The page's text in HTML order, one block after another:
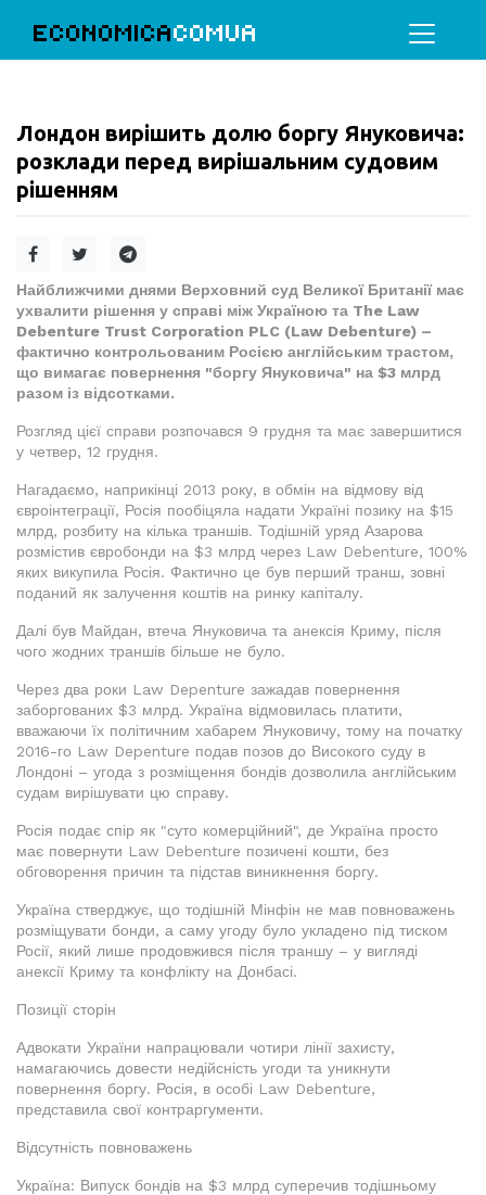
ECONOMICACOMUA
Лондон вирішить долю боргу Януковича:
розклади перед вирішальним судовим
рішенням
Найближчими днями Верховний суд Великої Британії має
ухвалити рішення у справі між Україною та The Law
Debenture Trust Corporation PLC (Law Debenture) –
фактично контрольованим Росією англійським трастом,
що вимагає повернення "боргу Януковича" на $3 млрд
разом із відсотками.
Розгляд цієї справи розпочався 9 грудня та має завершитися
у четвер, 12 грудня.
Нагадаємо, наприкінці 2013 року, в обмін на відмову від
євроінтеграції, Росія пообіцяла надати Україні позику на $15
млрд, розбиту на кілька траншів. Тодішній уряд Азарова
розмістив євробонди на $3 млрд через Law Debenture, 100%
яких викупила Росія. Фактично це був перший транш, зовні
поданий як залучення коштів на ринку капіталу.
Далі був Майдан, втеча Януковича та анексія Криму, після
чого жодних траншів більше не було.
Через два роки Law Depenture зажадав повернення
заборгованих $3 млрд. Україна відмовилась платити,
вважаючи їх політичним хабарем Януковичу, тому на початку
2016-го Law Depenture подав позов до Високого суду в
Лондоні – угода з розміщення бондів дозволила англійським
судам вирішувати цю справу.
Росія подає спір як "суто комерційний", де Україна просто
має повернути Law Debenture позичені кошти, без
обговорення причин та підстав виникнення боргу.
Україна стверджує, що тодішній Мінфін не мав повноважень
розміщувати бонди, а саму угоду було укладено під тиском
Росії, який лише продовжився після траншу – у вигляді
анексії Криму та конфлікту на Донбасі.
Позиції сторін
Адвокати України напрацювали чотири лінії захисту,
намагаючись довести недійсність угоди та уникнути
повернення боргу. Росія, в особі Law Debenture,
представила свої контраргументи.
Відсутність повноважень
Україна: Випуск бондів на $3 млрд суперечив тодішньому